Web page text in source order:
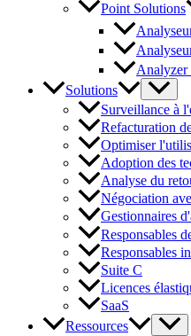
Point Solutions
Analyzer
Solutions
Surveillance à
Refacturation
Optimiser
Adoption des
Analyse du
Négociation
Gestionnaires
Responsables
Responsables
Suite C
Licences
SaaS
Ressources